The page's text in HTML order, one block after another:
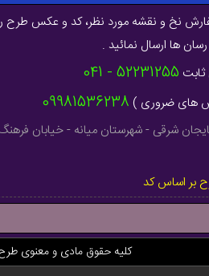
نخ و نقشه مورد نظر، کد و عکس طرح
ها ارسال نمائید .
52231255 - 041
های ضروری ) 09981536238
بر اساس کد
کلیه حقوق مادی و معنوی